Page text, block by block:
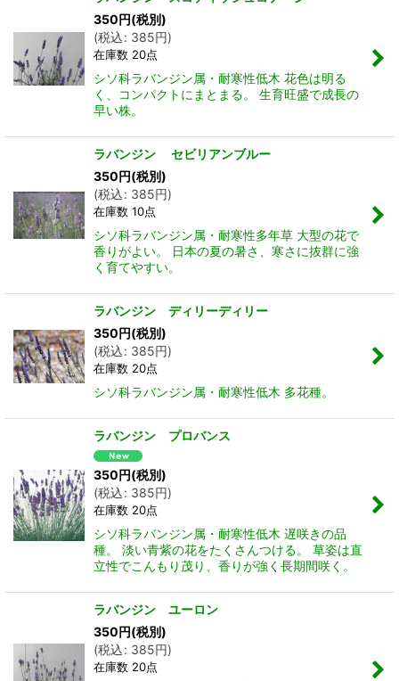
350円(税別)
(税込: 385円)
在庫数 20点
シソ科ラバンジン属・耐寒性低木 花色は明る
く、コンパクトにまとまる。 生育旺盛で成長の
早い株。
ラバンジン セビリアンブルー
350円(税別)
(税込: 385円)
在庫数 10点
シソ科ラバンジン属・耐寒性多年草 大型の花で
香りがよい。 日本の夏の暑さ、寒さに抜群に強
く育てやすい。
ラバンジン ディリーディリー
350円(税別)
(税込: 385円)
在庫数 20点
シソ科ラバンジン属・耐寒性低木 多花種。
ラバンジン プロバンス
350円(税別)
(税込: 385円)
在庫数 20点
シソ科ラバンジン属・耐寒性低木 遅咲きの品
種。 淡い青紫の花をたくさんつける。 草姿は直
立性でこんもり茂り、香りが強く長期間咲く。
ラバンジン ユーロン
350円(税別)
(税込: 385円)
在庫数 20点